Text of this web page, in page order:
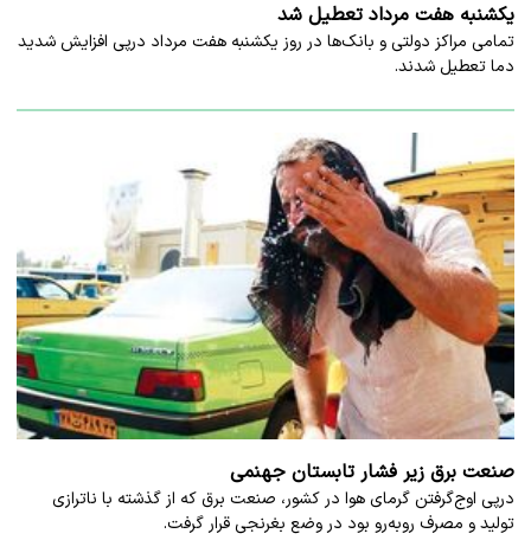
یکشنبه هفت مرداد تعطیل شد
تمامی مراکز دولتی و بانک‌ها در روز یکشنبه هفت مرداد درپی افزایش شدید
دما تعطیل شدند.
صنعت برق زیر فشار تابستان جهنمی
درپی اوج‌گرفتن گرمای هوا در کشور، صنعت برق که از گذشته با ناترازی
تولید و مصرف روبه‌رو بود در وضع بغرنجی قرار گرفت.